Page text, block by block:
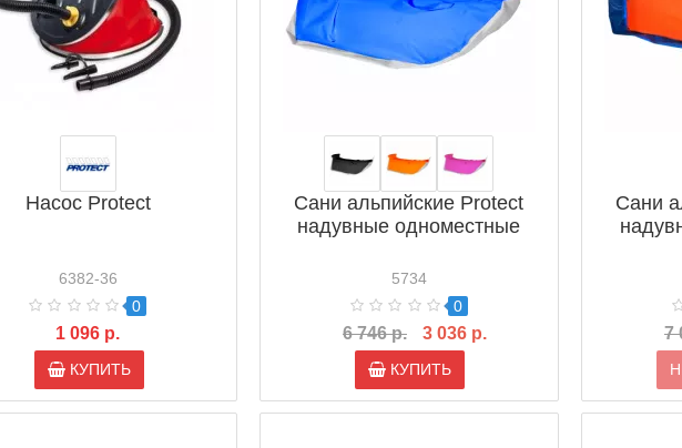
Насос Protect
6382-36
0
1 096 р.
КУПИТЬ
Сани альпийские Protect
надувные одноместные
5734
0
6 746 р. 3 036 р.
КУПИТЬ
Сани
7